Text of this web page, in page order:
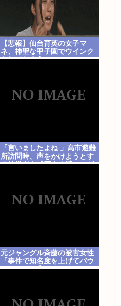
【悲報】仙台育英の女子マ
ネ、神聖な甲子園でウインク
をしてしまう
「言いましたよね 」高市避難
所訪問時、声をかけようとす
る被災者を威圧する謎のハゲ
元ジャングル斉藤の被害女性
「事件で知名度を上げてバウ
ムクーヘン売ったりTikTokラ